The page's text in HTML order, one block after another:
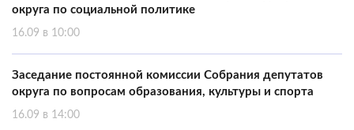
округа по социальной политике
16.09 в 10:00
Заседание постоянной комиссии Собрания депутатов
округа по вопросам образования, культуры и спорта
16.09 в 14:00